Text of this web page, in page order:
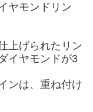
ヤモンドリン
上げられたリン
イヤモンドが3
ンは、重ね付け